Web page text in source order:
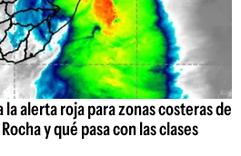
alerta roja para zonas costeras de
y qué pasa con las clases